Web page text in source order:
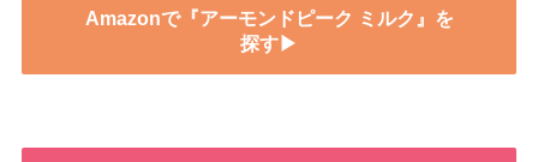
Amazonで『アーモンドピーク ミルク』を
探す▶